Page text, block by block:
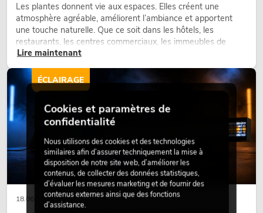
Les plantes donnent vie aux espaces. Elles créent une
atmosphère agréable, améliorent l’ambiance et apportent
une touche naturelle. Que ce soit dans les hôtels, les
restaurants, les centres commerciaux, les immeubles de
bureaux ou sur les stands d’exposition, une végétalisation de
qualité fait depuis longtemps partie intégrante des concepts
d’aménagement modernes.
Lire maintenant
18.06.2026
ÉCLAIRAGE
Cookies et paramètres de
confidentialité
Nous utilisons des cookies et des technologies
similaires afin d’assurer techniquement la mise à
disposition de notre site web, d’améliorer les
contenus, de collecter des données statistiques,
d’évaluer les mesures marketing et de fournir des
contenus externes ainsi que des fonctions
d’assistance.